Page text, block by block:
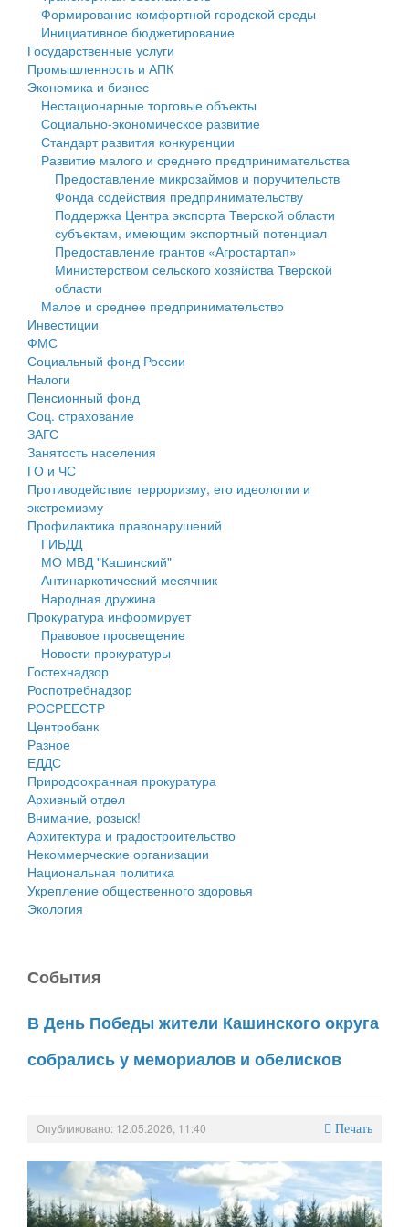
Государственные услуги
Промышленность и АПК
Экономика и бизнес
Символика
Устав
Гостям округа
Туризм
Культура
Образование
Здравоохранение
Социальная защита
Фотоальбом
муниципального округа Тверской области
Администрация Кашинского муниципального округа
Тверской области
Управление сельскими территориями
Открытые данные
Работа с обращениями граждан
Муниципальный контроль
Муниципальные услуги
Проекты административных регламентов
Антимонопольный комплаенс
Противодействие коррупции
Финансовое управление
Бюджет для граждан
Имущество
Выявление правообладателей ранее учтенных
объектов недвижимости
Имущественная поддержка субъектов малого и
среднего предпринимательства
Информационная поддержка субъектов малого и
среднего предпринимательства
Муниципальные программы
Контрольно-счетная палата
Персональные данные
Оценка регулирующего воздействия
Деятельность МУ
Нормативы градостроительного проектирования
Правила землепользования и застройки
Генеральные планы
Проекты планировки территории
Собрание депутатов
Городское поселение
Сельские поселения
Формирование комфортной городской среды
Инициативное бюджетирование
Государственные услуги
Промышленность и АПК
Экономика и бизнес
Нестационарные торговые объекты
Социально-экономическое развитие
Стандарт развития конкуренции
Развитие малого и среднего предпринимательства
Предоставление микрозаймов и поручительств
Фонда содействия предпринимательству
Поддержка Центра экспорта Тверской области
субъектам, имеющим экспортный потенциал
Предоставление грантов «Агростартап»
Министерством сельского хозяйства Тверской
области
Малое и среднее предпринимательство
Инвестиции
ФМС
Социальный фонд России
Налоги
Пенсионный фонд
Соц. страхование
ЗАГС
Занятость населения
ГО и ЧС
Противодействие терроризму, его идеологии и
экстремизму
Профилактика правонарушений
ГИБДД
МО МВД "Кашинский"
Антинаркотический месячник
Народная дружина
Прокуратура информирует
Правовое просвещение
Новости прокуратуры
Гостехнадзор
Роспотребнадзор
РОСРЕЕСТР
Центробанк
Разное
ЕДДС
Природоохранная прокуратура
Архивный отдел
Внимание, розыск!
Архитектура и градостроительство
Некоммерческие организации
Национальная политика
Укрепление общественного здоровья
Экология
События
В День Победы жители Кашинского округа
собрались у мемориалов и обелисков
Опубликовано: 12.05.2026, 11:40 Печать